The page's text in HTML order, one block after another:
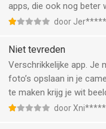
apps, die ook nog beter
door
Niet tevreden
Verschrikkelijke app. Je
foto’s opslaan in je
te maken krijg je wit
door